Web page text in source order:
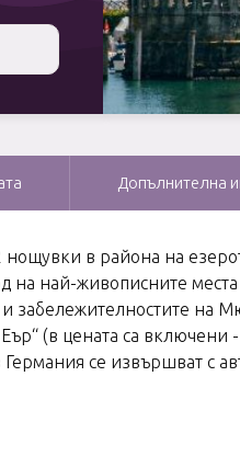
Допълнителна
нощувки в района на
на най-живописните
на
(в цената са
се извършват с